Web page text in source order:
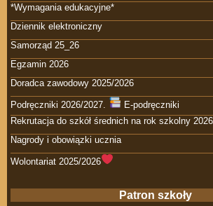
*Wymagania edukacyjne*
Dziennik elektroniczny
Samorząd 25_26
Egzamin 2026
Doradca zawodowy 2025/2026
Podręczniki 2026/2027.
E-podręczniki
Rekrutacja do szkół średnich na rok szkolny
Nagrody i obowiązki ucznia
Wolontariat 2025/2026
Patron szkoły